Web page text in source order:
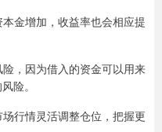
金增加，收益率也会相应提
，因为借入的资金可以用来
险。
行情灵活调整仓位，把握更